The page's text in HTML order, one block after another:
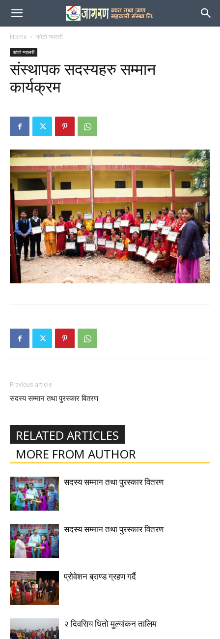
जागरण
Home फोटो ग्यालरी
फोटो ग्यालरी
संस्थापक सदस्यहरु सम्मान
कार्यक्रम
Previous article
सदस्य सम्मान तथा पुरस्कार वितरण
RELATED ARTICLES
MORE FROM AUTHOR
सदस्य सम्मान तथा पुरस्कार वितरण
सदस्य सम्मान तथा पुरस्कार वितरण
प्रोवेशन ब्राण्ड ग्रहण गर्दै
२ दिवसिय धितो मुल्यांकन तालिम